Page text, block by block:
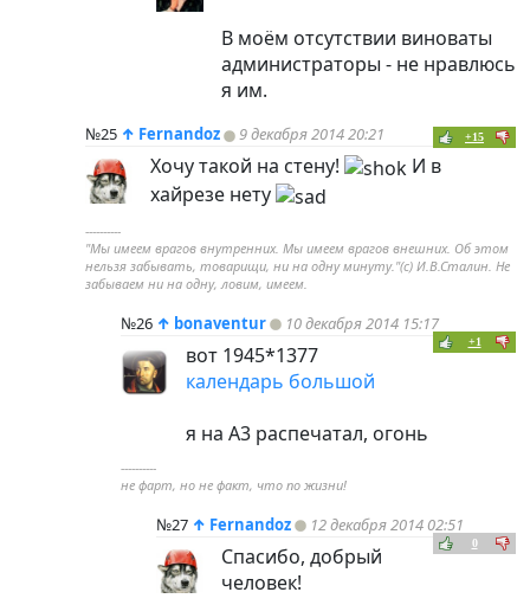
В моём отсутствии виноваты
администраторы - не нравлюсь
я им.
№25 ↑ Fernandoz 9 декабря 2014 20:21 +15
Хочу такой на стену!
И в
хайрезе нету
----------
"Мы имеем врагов внутренних. Мы имеем врагов внешних. Об этом
нельзя забывать, товарищи, ни на одну минуту."(с) И.В.Сталин. Не
забываем ни на одну, ловим, имеем.
№26 ↑ bonaventur 10 декабря 2014 15:17
+1
вот 1945*1377
календарь большой
я на А3 распечатал, огонь
----------
не фарт, но не факт, что по жизни!
№27 ↑ Fernandoz 12 декабря 2014 02:51
0
Спасибо, добрый
человек!